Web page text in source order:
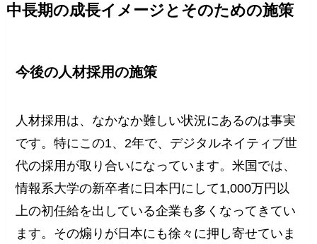
中長期の成長イメージとそのための施策
今後の人材採用の施策
人材採用は、なかなか難しい状況にあるのは事実
です。特にこの1、2年で、デジタルネイティブ世
代の採用が取り合いになっています。米国では、
情報系大学の新卒者に日本円にして1,000万円以
上の初任給を出している企業も多くなってきてい
ます。その煽りが日本にも徐々に押し寄せていま